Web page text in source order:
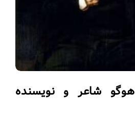
شاعر و نویسنده